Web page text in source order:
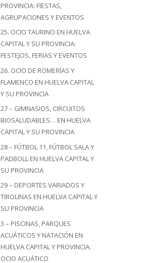
PROVINCIA: FIESTAS,
AGRUPACIONES Y EVENTOS
25. OCIO TAURINO EN HUELVA
CAPITAL Y SU PROVINCIA:
FESTEJOS, FERIAS Y EVENTOS
26. OCIO DE ROMERÍAS Y
FLAMENCO EN HUELVA CAPITAL
Y SU PROVINCIA
27 – GIMNASIOS, CIRCUITOS
BIOSALUDABLES… EN HUELVA
CAPITAL Y SU PROVINCIA
28 – FÚTBOL 11, FÚTBOL SALA Y
PADBOLL EN HUELVA CAPITAL Y
SU PROVINCIA
29 – DEPORTES VARIADOS Y
TIROLINAS EN HUELVA CAPITAL Y
SU PROVINCIA
3 – PISCINAS, PARQUES
ACUÁTICOS Y NATACIÓN EN
HUELVA CAPITAL Y PROVINCIA:
OCIO ACUÁTICO